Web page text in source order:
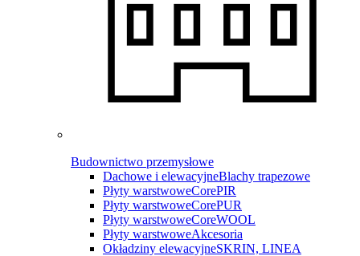
Budownictwo przemysłowe
Dachowe i elewacyjneBlachy trapezowe
Płyty warstwoweCorePIR
Płyty warstwoweCorePUR
Płyty warstwoweCoreWOOL
Płyty warstwoweAkcesoria
Okładziny elewacyjneSKRIN, LINEA